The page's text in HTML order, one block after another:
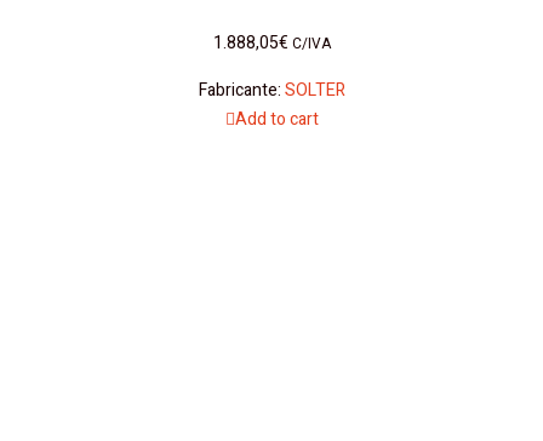
1.888,05€ C/IVA
Fabricante:SOLTER
Add to cart